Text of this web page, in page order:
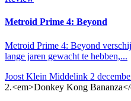
Metroid Prime 4: Beyond
Metroid Prime 4: Beyond
lange jaren gewacht te hebben,...
Joost Klein Middelink 2
2.<em>Donkey Kong